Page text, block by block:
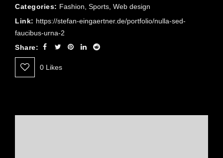
Categories: Fashion, Sports, Web design
Link: https://stefan-eingaertner.de/portfolio/nulla-sed-
faucibus-urna-2
Share:
0 Likes